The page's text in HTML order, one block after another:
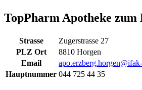
TopPharm Apotheke zum
Strasse
Zugerstrasse 27
PLZ Ort
8810 Horgen
Email
Hauptnummer 044 725 44 35